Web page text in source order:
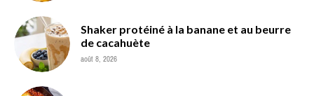
Shaker protéiné à la banane et au beurre
de cacahuète
août 8, 2026